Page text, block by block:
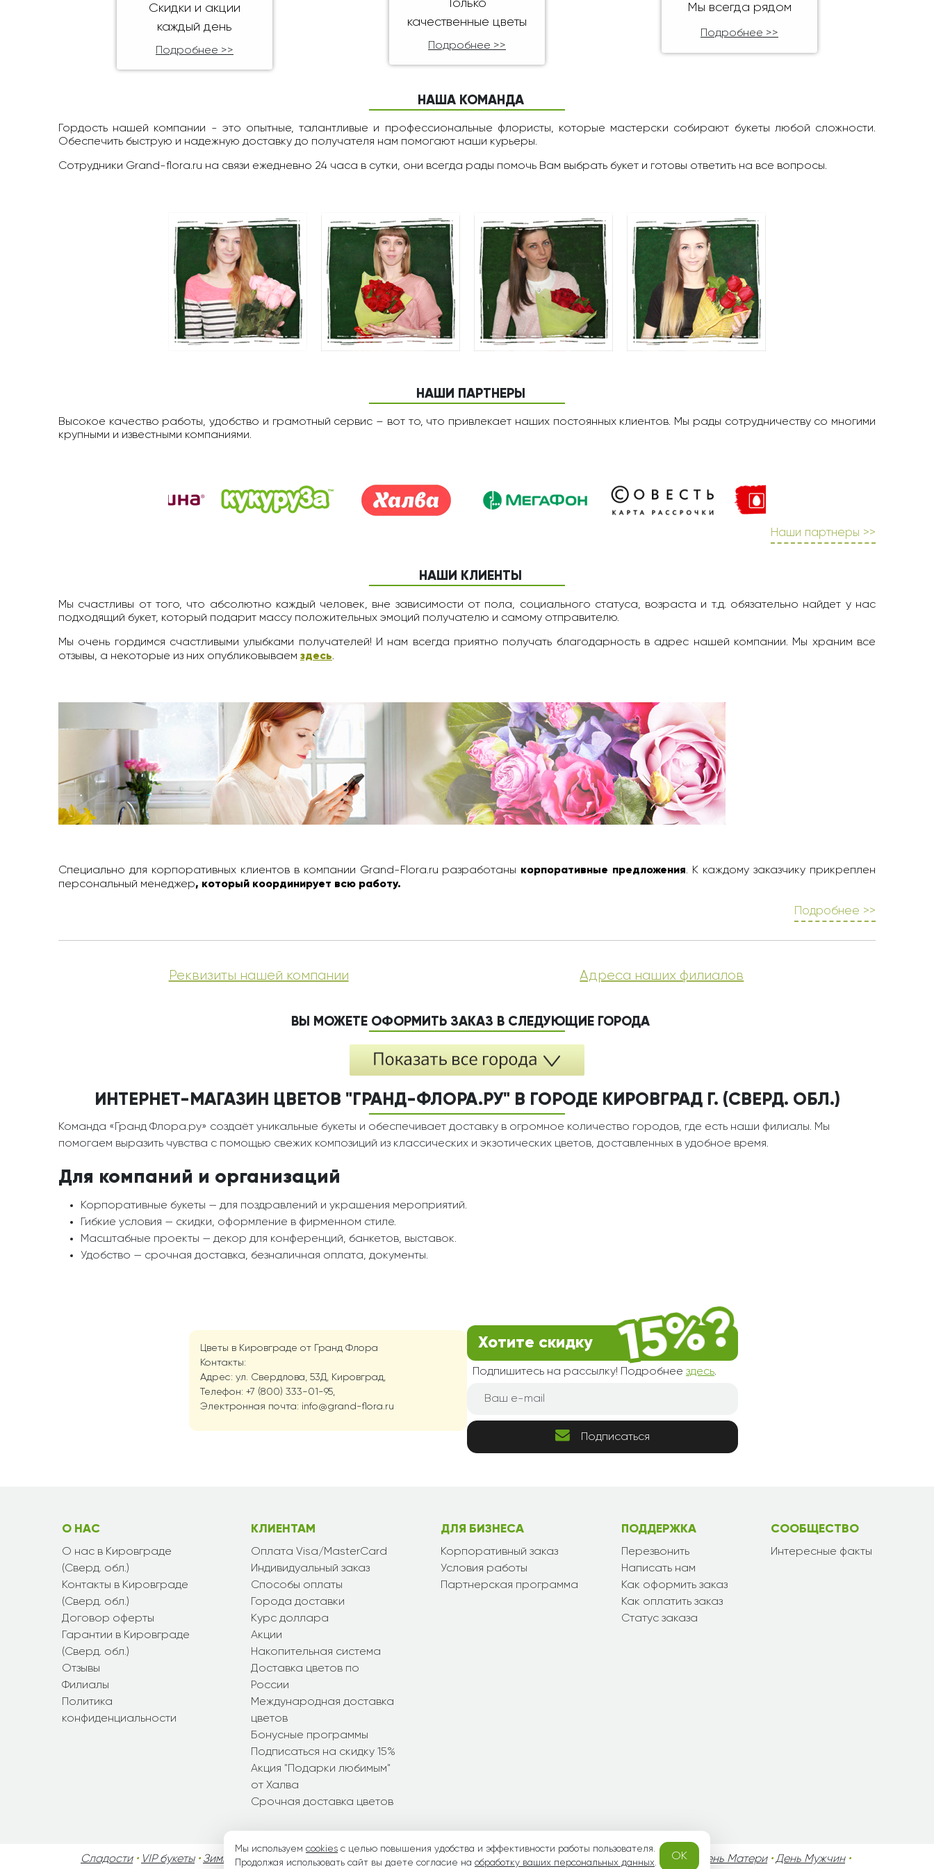
Скидки и акции
каждый день
Подробнее >>
Только
качественные цветы
Подробнее >>
Мы всегда рядом
Подробнее >>
НАША КОМАНДА
Гордость нашей компании - это опытные, талантливые и профессиональные флористы, которые мастерски собирают букеты любой сложности.
Обеспечить быструю и надежную доставку до получателя нам помогают наши курьеры.
Сотрудники Grand-flora.ru на связи ежедневно 24 чаcа в сутки, они всегда рады помочь Вам выбрать букет и готовы ответить на все вопросы.
НАШИ ПАРТНЕРЫ
Высокое качество работы, удобство и грамотный сервис – вот то, что привлекает наших постоянных клиентов. Мы рады сотрудничеству со многими
крупными и известными компаниями.
Наши партнеры >>
НАШИ КЛИЕНТЫ
Мы счастливы от того, что абсолютно каждый человек, вне зависимости от пола, социального статуса, возраста и т.д. обязательно найдет у нас
подходящий букет, который подарит массу положительных эмоций получателю и самому отправителю.
Мы очень гордимся счастливыми улыбками получателей! И нам всегда приятно получать благодарность в адрес нашей компании. Мы храним все
отзывы, а некоторые из них опубликовываем здесь.
Специально для корпоративных клиентов в компании Grand-Flora.ru разработаны корпоративные предложения. К каждому заказчику прикреплен
персональный менеджер, который координирует всю работу.
Подробнее >>
Реквизиты нашей компании Адреса наших филиалов
ВЫ МОЖЕТЕ ОФОРМИТЬ ЗАКАЗ В СЛЕДУЮЩИЕ ГОРОДА
ИНТЕРНЕТ-МАГАЗИН ЦВЕТОВ "ГРАНД-ФЛОРА.РУ" В ГОРОДЕ КИРОВГРАД Г. (СВЕРД. ОБЛ.)
Команда «Гранд Флора.ру» создаёт уникальные букеты и обеспечивает доставку в огромное количество городов, где есть наши филиалы. Мы
помогаем выразить чувства с помощью свежих композиций из классических и экзотических цветов, доставленных в удобное время.
Для компаний и организаций
Корпоративные букеты — для поздравлений и украшения мероприятий.
Гибкие условия — скидки, оформление в фирменном стиле.
Масштабные проекты — декор для конференций, банкетов, выставок.
Удобство — срочная доставка, безналичная оплата, документы.
Цветы в Кировграде от Гранд Флора
Контакты:
Адрес: ул. Свердлова, 53Д, Кировград,
Телефон: +7 (800) 333-01-95,
Электронная почта: info@grand-flora.ru
Хотите скидку
Подпишитесь на рассылку! Подробнее здесь.
Подписаться
О НАС
О нас в Кировграде
(Сверд. обл.)
Контакты в Кировграде
(Сверд. обл.)
Договор оферты
Гарантии в Кировграде
(Сверд. обл.)
Отзывы
Филиалы
Политика
конфиденциальности
КЛИЕНТАМ
Оплата Visa/MasterCard
Индивидуальный заказ
Способы оплаты
Города доставки
Курс доллара
Акции
Накопительная система
Доставка цветов по
России
Международная доставка
цветов
Бонусные программы
Подписаться на скидку 15%
Акция "Подарки любимым"
от Халва
Срочная доставка цветов
ДЛЯ БИЗНЕСА
Корпоративный заказ
Условия работы
Партнерская программа
ПОДДЕРЖКА
Перезвонить
Написать нам
Как оформить заказ
Как оплатить заказ
Статус заказа
СООБЩЕСТВО
Интересные факты
Сладости• VIP букеты• Зимние букеты• Осенние букеты • Летние букеты• Весенние букеты •День Святого Валентина День Матери•День Мужчин•
Мы используем cookies с целью повышения удобства и эффективности работы пользователя.
Продолжая использовать сайт вы даете согласие на обработку ваших персональных данных.
OK